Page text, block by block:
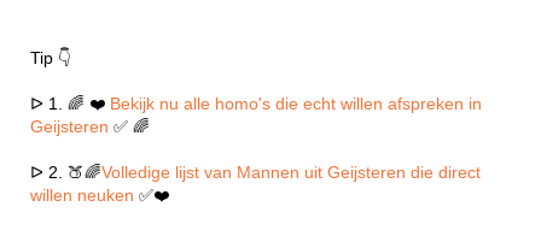
Tip 👇
ᐅ 1. 🌈 ❤️ Bekijk nu alle homo's die echt willen afspreken in
Geijsteren ✅ 🌈
ᐅ 2. 🍑🌈Volledige lijst van Mannen uit Geijsteren die direct
willen neuken ✅❤️